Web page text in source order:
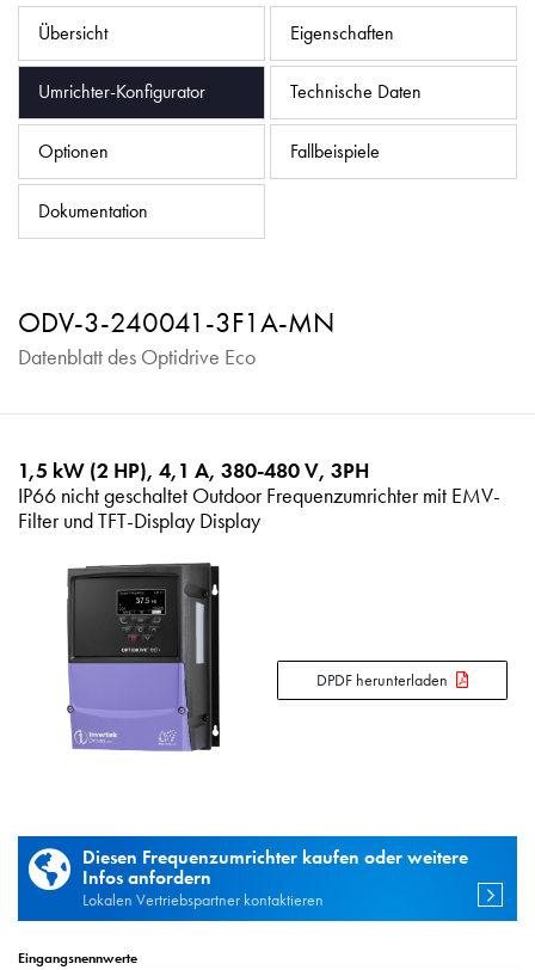
Übersicht Eigenschaften
Umrichter-Konfigurator Technische Daten
Optionen Fallbeispiele
Dokumentation
ODV-3-240041-3F1A-MN
Datenblatt des Optidrive Eco
1,5 kW (2 HP), 4,1 A, 380-480 V, 3PH
IP66 nicht geschaltet Outdoor Frequenzumrichter mit EMV-
Filter und TFT-Display Display
DPDF herunterladen
Diesen Frequenzumrichter kaufen oder weitere
Infos anfordern
Lokalen Vertriebspartner kontaktieren
Eingangsnennwerte
Datenschutzrichtlinie
Sitemap